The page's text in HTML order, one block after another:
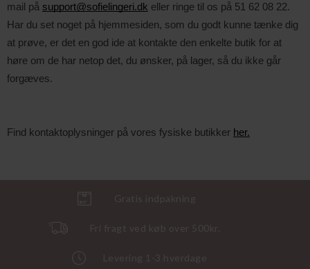
mail på support@sofielingeri.dk eller ringe til os på 51 62 08 22.
Har du set noget på hjemmesiden, som du godt kunne tænke dig
at prøve, er det en god ide at kontakte den enkelte butik for at
høre om de har netop det, du ønsker, på lager, så du ikke går
forgæves.
Find kontaktoplysninger på vores fysiske butikker her.
Gratis indpakning
Fri fragt ved køb over 500kr.
Levering 1-3 hverdage